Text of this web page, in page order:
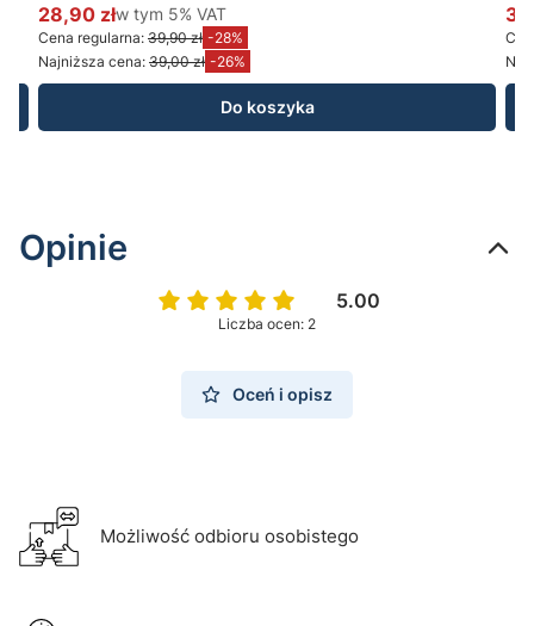
Cena promocyjna brutto
28,90 złw tym %s VAT
w tym 5% VAT
Cena regularna: 39,90 zł -28%
Najniższa cena: 39,00 zł -26%
Do koszyka
Opinie
5.00
Liczba ocen: 2
Oceń i opisz
Możliwość odbioru osobistego